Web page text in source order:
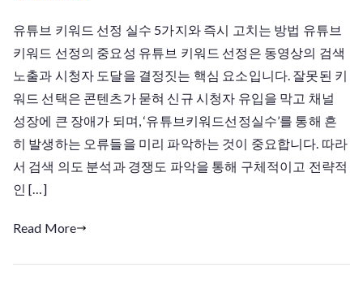
튜
브
키
워
드
정
실
유튜브 키워드 선정 실수 5가지와 즉시 고치는 방법 유튜브
키워드 선정의 중요성 유튜브 키워드 선정은 동영상의 검색
노출과 시청자 도달을 결정짓는 핵심 요소입니다. 잘못된 키
워드 선택은 콘텐츠가 묻혀 신규 시청자 유입을 막고 채널
성장에 큰 장애가 되며, ‘유튜브키워드선정실수’를 통해 흔
히 발생하는 오류들을 미리 파악하는 것이 중요합니다. 따라
서 검색 의도 분석과 경쟁도 파악을 통해 구체적이고 전략적
인 […]
Read More